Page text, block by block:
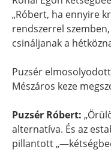
„Róbert, ha ennyire
rendszerrel
csináljanak a
Puzsér
Mészáros keze
Puzsér Róbert:
alternatíva. És az
pillantott